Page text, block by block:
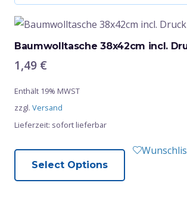
Baumwolltasche 38x42cm incl.
1,49 €
Enthält 19% MWST
zzgl. Versand
Lieferzeit: sofort lieferbar
Select Options